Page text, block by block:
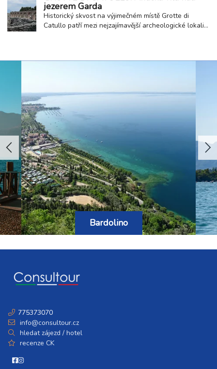
nabízí jedinečný zážitek mezi přírodou a...
jezerem Garda
Historický skvost na výjimečném místě Grotte di
Catullo patří mezi nejzajímavější archeologické lokality
názvu se nejedná o jeskyně, ale o pozůstatky...
Bardolino
775373070
info@consultour.cz
hledat zájezd / hotel
recenze CK